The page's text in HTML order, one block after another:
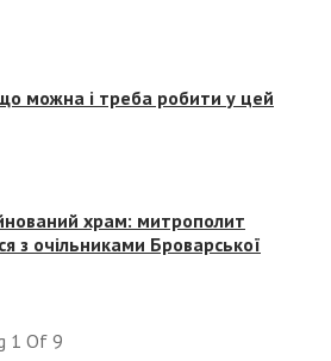
можна і треба робити у цей
храм: митрополит
з очільниками Броварської
1 Of 9